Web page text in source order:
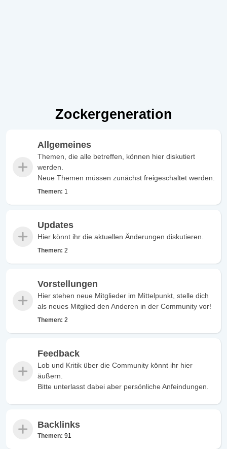
Zockergeneration
Allgemeines
Themen, die alle betreffen, können hier diskutiert
werden.
Neue Themen müssen zunächst freigeschaltet werden.
Themen: 1
Updates
Hier könnt ihr die aktuellen Änderungen diskutieren.
Themen: 2
Vorstellungen
Hier stehen neue Mitglieder im Mittelpunkt, stelle dich
als neues Mitglied den Anderen in der Community vor!
Themen: 2
Feedback
Lob und Kritik über die Community könnt ihr hier
äußern.
Bitte unterlasst dabei aber persönliche Anfeindungen.
Backlinks
Themen: 91